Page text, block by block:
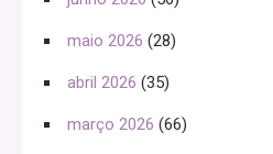
maio 2026 (28)
abril 2026 (35)
março 2026 (66)